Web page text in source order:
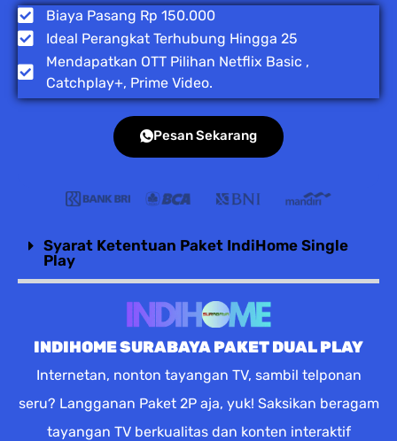
Biaya Pasang Rp 150.000
Ideal Perangkat Terhubung Hingga 25
Mendapatkan OTT Pilihan Netflix Basic ,
Catchplay+, Prime Video.
Pesan Sekarang
Syarat Ketentuan Paket IndiHome Single
Play
INDIHOME SURABAYA PAKET DUAL PLAY
Internetan, nonton tayangan TV, sambil telponan
seru? Langganan Paket 2P aja, yuk! Saksikan beragam
tayangan TV berkualitas dan konten interaktif